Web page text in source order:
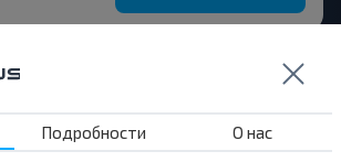
Подробности О нас